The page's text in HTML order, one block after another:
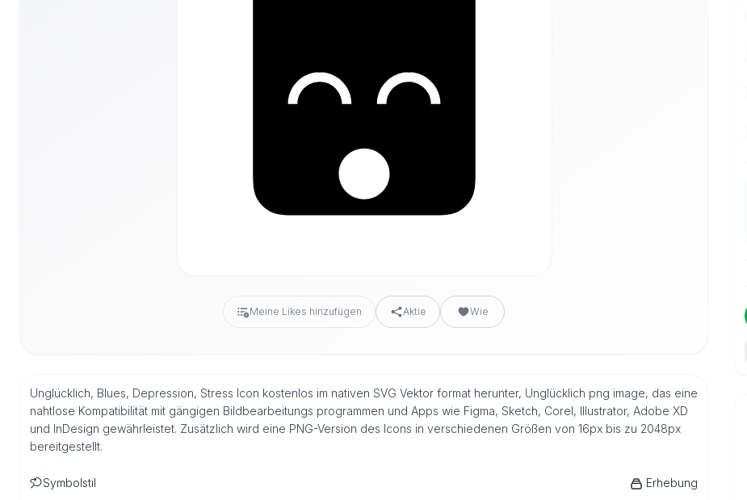
Meine Likes hinzufügen Aktie Wie
Unglücklich, Blues, Depression, Stress Icon kostenlos im nativen SVG Vektor format herunter, Unglücklich png image, das eine
nahtlose Kompatibilität mit gängigen Bildbearbeitungs programmen und Apps wie Figma, Sketch, Corel, Illustrator, Adobe XD
und InDesign gewährleistet. Zusätzlich wird eine PNG-Version des Icons in verschiedenen Größen von 16px bis zu 2048px
bereitgestellt.
Symbolstil Erhebung